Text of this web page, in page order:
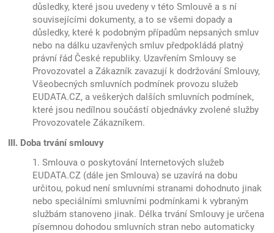
důsledky, které jsou uvedeny v této Smlouvě a s ní
souvisejícími dokumenty, a to se všemi dopady a
důsledky, které k podobným případům nepsaných smluv
nebo na dálku uzavřených smluv předpokládá platný
právní řád České republiky. Uzavřením Smlouvy se
Provozovatel a Zákazník zavazují k dodržování Smlouvy,
Všeobecných smluvních podmínek provozu služeb
EUDATA.CZ, a veškerých dalších smluvních podmínek,
které jsou nedílnou součástí objednávky zvolené služby
Provozovatele Zákazníkem.
III. Doba trvání smlouvy
1. Smlouva o poskytování Internetových služeb
EUDATA.CZ (dále jen Smlouva) se uzavírá na dobu
určitou, pokud není smluvními stranami dohodnuto jinak
nebo speciálními smluvními podmínkami k vybraným
službám stanoveno jinak. Délka trvání Smlouvy je určena
písemnou dohodou smluvních stran nebo automaticky